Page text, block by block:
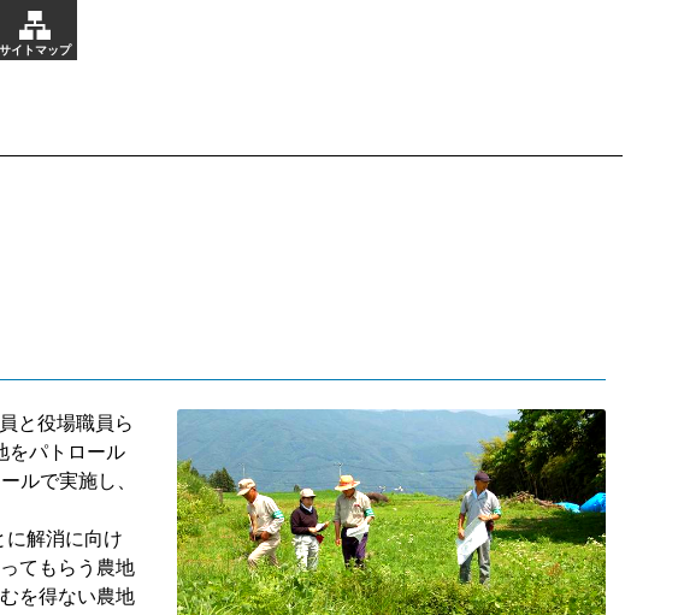
サイトマップ
と役場職員ら
をパトロール
ルで実施し、
解消に向け
てもらう農地
を得ない農地